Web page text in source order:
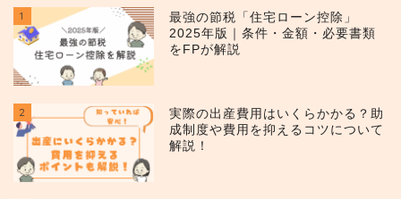
1
最強の節税「住宅ローン控除」
2025年版｜条件・金額・必要書類
をFPが解説
2
実際の出産費用はいくらかかる？助
成制度や費用を抑えるコツについて
解説！